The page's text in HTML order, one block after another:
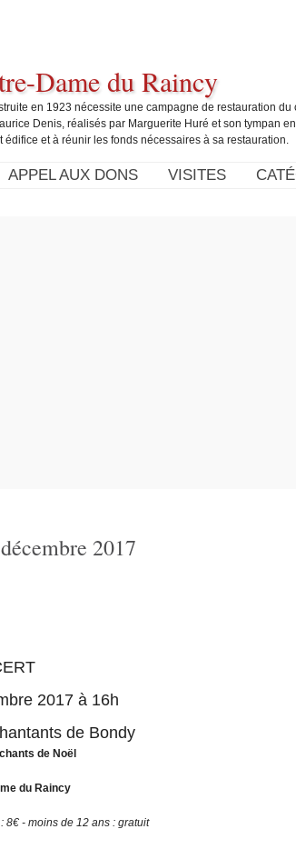
Dame du Raincy
en 1923 nécessite une campagne de restauration du
Denis, réalisés par Marguerite Huré et son tympan
et à réunir les fonds nécessaires à sa restauration.
APPEL AUX DONS VISITES
2017
2017 à 16h
de Bondy
de Noël
du Raincy
8€ - moins de 12 ans : gratuit